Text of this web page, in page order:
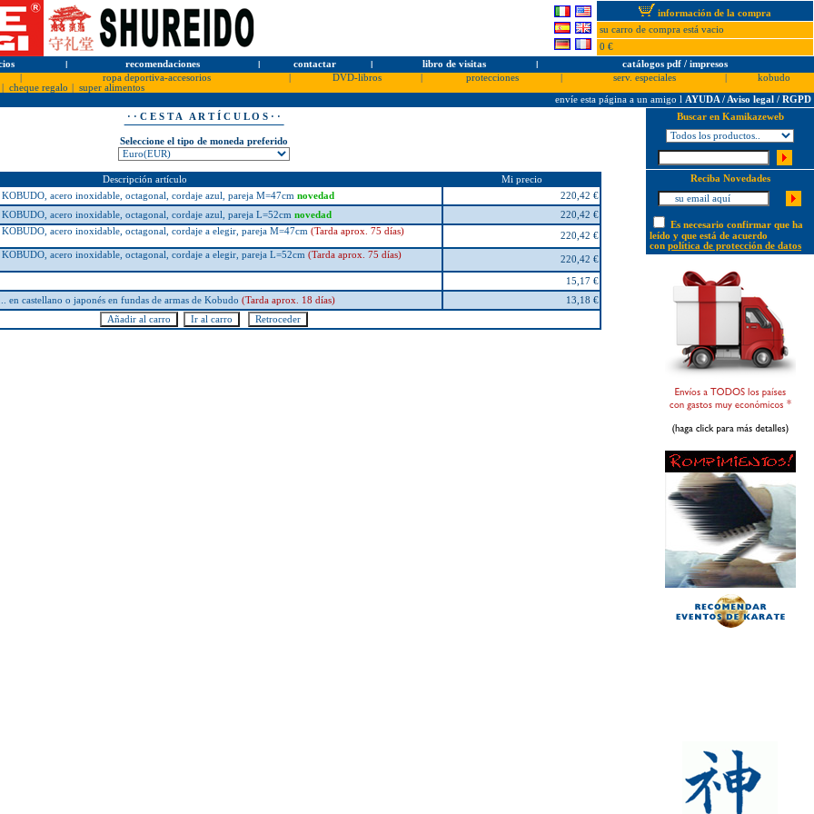
información de la compra
su carro de compra está vacio
0 €
l recomendaciones l contactar l libro de visitas l
catálogos pdf / impresos
ropa deportiva-accesorios DVD-libros protecciones serv. especiales
kobudo
cheque regalo
super alimentos
envíe esta página a un amigo l AYUDA / Aviso legal / RGPD
· · C E S T A A R T Í C U L O S · ·
Seleccione el tipo de moneda preferido
Descripción artículo
Mi precio
acero inoxidable, octagonal, cordaje azul, pareja M=47cm novedad
220,42 €
acero inoxidable, octagonal, cordaje azul, pareja L=52cm novedad
220,42 €
acero inoxidable, octagonal, cordaje a elegir, pareja M=47cm (Tarda aprox. 75 días)
220,42 €
acero inoxidable, octagonal, cordaje a elegir, pareja L=52cm (Tarda aprox. 75 días)
220,42 €
15,17 €
en castellano o japonés en fundas de armas de Kobudo (Tarda aprox. 18 días) 13,18 €
Buscar en Kamikazeweb
Reciba Novedades
Es necesario confirmar que ha
leído y que está de acuerdo
con política de protección de datos